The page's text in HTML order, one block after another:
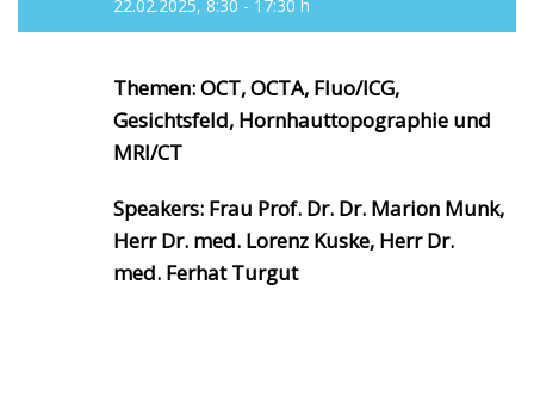
22.02.2025, 8:30 - 17:30 h
Themen: OCT, OCTA, Fluo/ICG,
Gesichtsfeld, Hornhauttopographie und
MRI/CT
Speakers: Frau Prof. Dr. Dr. Marion Munk,
Herr Dr. med. Lorenz Kuske, Herr Dr.
med. Ferhat Turgut